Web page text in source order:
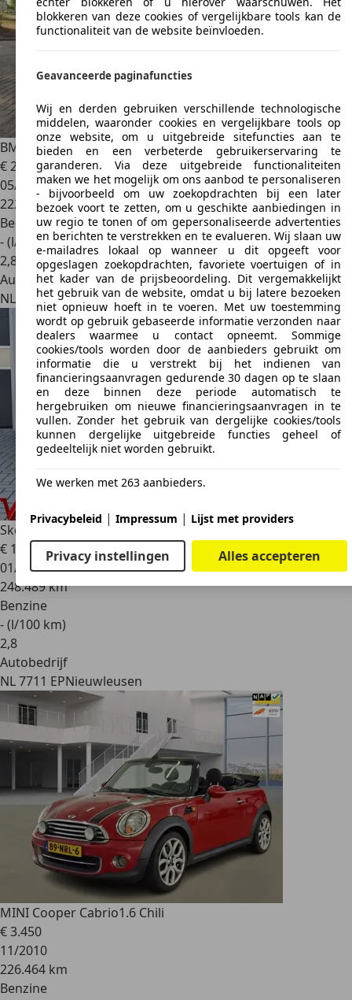
BMW 3203-serie 320i
€ 2.450
05/2005
222.547 km
Benzine
- (l/100 km)
2,8
Autobedrijf
NL 3812 RJAmersfoort
Skoda Fabia
1.2 Comfort | Airco | Trekhaak
€ 1.745
01/2012
248.489 km
Benzine
- (l/100 km)
2,8
Autobedrijf
NL 7711 EPNieuwleusen
MINI Cooper Cabrio1.6 Chili
€ 3.450
11/2010
226.464 km
Benzine
blokkeren van deze cookies of vergelijkbare tools kan de
functionaliteit van de website beïnvloeden.
Geavanceerde paginafuncties
Wij en derden gebruiken verschillende technologische
middelen, waaronder cookies en vergelijkbare tools op
onze website, om u uitgebreide sitefuncties aan te
bieden en een verbeterde gebruikerservaring te
garanderen. Via deze uitgebreide functionaliteiten
maken we het mogelijk om ons aanbod te personaliseren
- bijvoorbeeld om uw zoekopdrachten bij een later
bezoek voort te zetten, om u geschikte aanbiedingen in
uw regio te tonen of om gepersonaliseerde advertenties
en berichten te verstrekken en te evalueren. Wij slaan uw
e-mailadres lokaal op wanneer u dit opgeeft voor
opgeslagen zoekopdrachten, favoriete voertuigen of in
het kader van de prijsbeoordeling. Dit vergemakkelijkt
het gebruik van de website, omdat u bij latere bezoeken
niet opnieuw hoeft in te voeren. Met uw toestemming
wordt op gebruik gebaseerde informatie verzonden naar
dealers waarmee u contact opneemt. Sommige
cookies/tools worden door de aanbieders gebruikt om
informatie die u verstrekt bij het indienen van
financieringsaanvragen gedurende 30 dagen op te slaan
en deze binnen deze periode automatisch te
hergebruiken om nieuwe financieringsaanvragen in te
vullen. Zonder het gebruik van dergelijke cookies/tools
kunnen dergelijke uitgebreide functies geheel of
gedeeltelijk niet worden gebruikt.
We werken met 263 aanbieders.
Privacybeleid | Impressum | Lijst met providers
Privacy instellingen Alles accepteren